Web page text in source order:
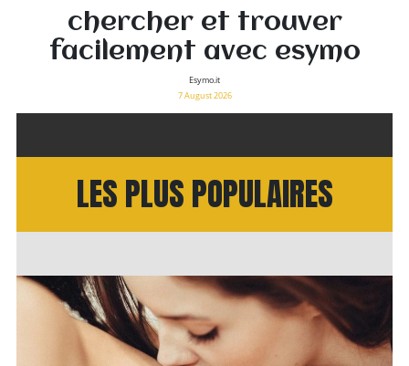
chercher et trouver
facilement avec esymo
Esymo.it
7 August 2026
LES PLUS POPULAIRES